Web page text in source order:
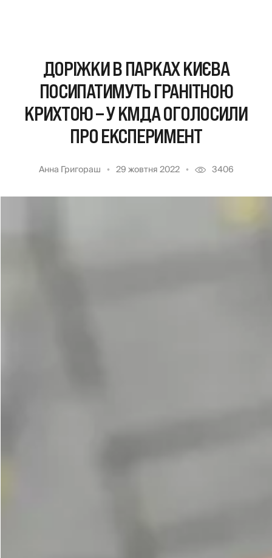
ДОРІЖКИ В ПАРКАХ КИЄВА
ПОСИПАТИМУТЬ ГРАНІТНОЮ
КРИХТОЮ – У КМДА ОГОЛОСИЛИ
ПРО ЕКСПЕРИМЕНТ
Анна Григораш 29 жовтня 2022 3406